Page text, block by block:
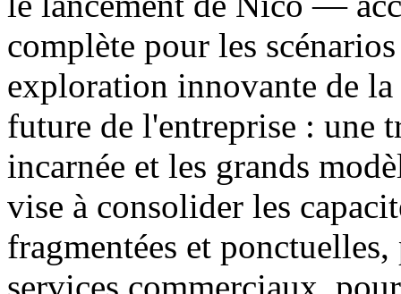
complète pour les
exploration innovante de
future de l'entreprise : une
incarnée et les grands
vise à consolider les
fragmentées et ponctuelles,
services commerciaux,